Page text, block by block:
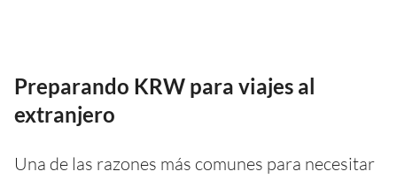
Preparando KRW para viajes al
extranjero
Una de las razones más comunes para necesitar